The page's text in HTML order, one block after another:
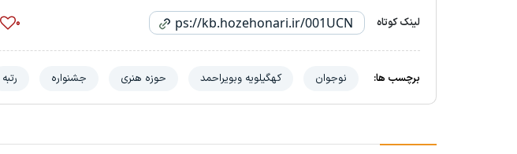
لینک کوتاه ۰
برچسب ها: نوجوان کهگیلویه وبویراحمد حوزه هنری جشنواره رتبه